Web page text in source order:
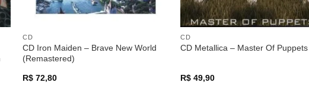
CD
CD Iron Maiden – Brave New World
(Remastered)
R$ 72,80
CD
CD Metallica – Master Of Puppets
R$ 49,90